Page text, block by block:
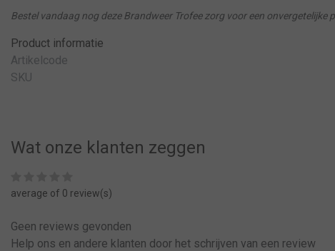
Bestel vandaag nog deze Brandweer Trofee zorg voor een onvergetelijke
Product informatie
Artikelcode
SKU
Wat onze klanten zeggen
average of 0 review(s)
Geen reviews gevonden
Help ons en andere klanten door het schrijven van een review